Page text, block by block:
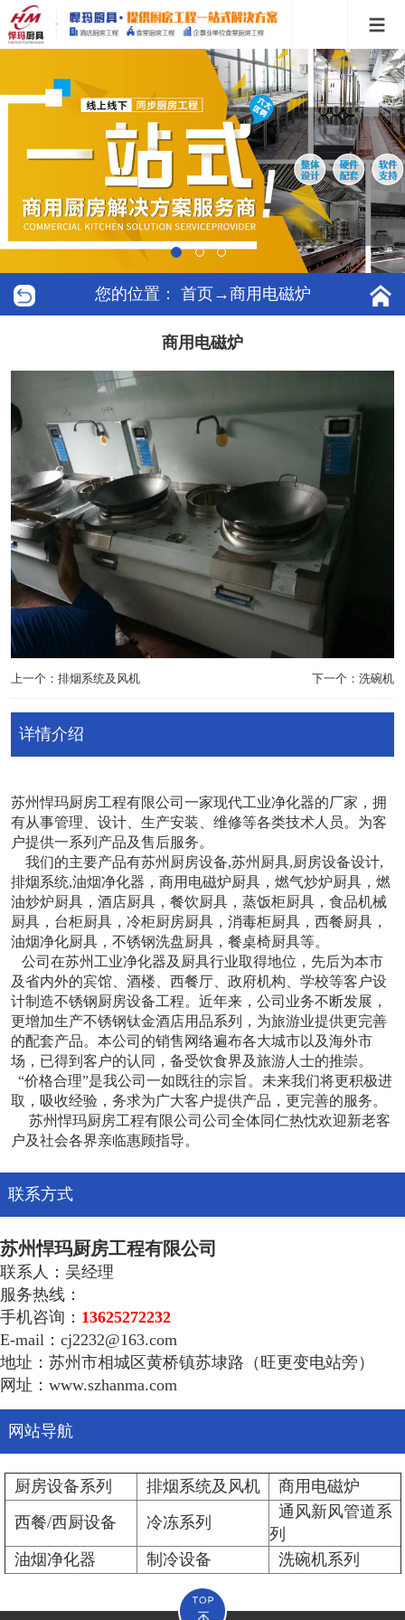
您的位置： 首页 →商用电磁炉
商用电磁炉
上一个：排烟系统及风机 下一个：洗碗机
详情介绍
苏州悍玛厨房工程有限公司一家现代工业净化器的厂家，拥
有从事管理、设计、生产安装、维修等各类技术人员。为客
户提供一系列产品及售后服务。
我们的主要产品有苏州厨房设备,苏州厨具,厨房设备设计,
排烟系统,油烟净化器，商用电磁炉厨具，燃气炒炉厨具，燃
油炒炉厨具，酒店厨具，餐饮厨具，蒸饭柜厨具，食品机械
厨具，台柜厨具，冷柜厨房厨具，消毒柜厨具，西餐厨具，
油烟净化厨具，不锈钢洗盘厨具，餐桌椅厨具等。
公司在苏州工业净化器及厨具行业取得地位，先后为本市
及省内外的宾馆、酒楼、西餐厅、政府机构、学校等客户设
计制造不锈钢厨房设备工程。近年来，公司业务不断发展，
更增加生产不锈钢钛金酒店用品系列，为旅游业提供更完善
的配套产品。本公司的销售网络遍布各大城市以及海外市
场，已得到客户的认同，备受饮食界及旅游人士的推崇。
“价格合理”是我公司一如既往的宗旨。未来我们将更积极进
取，吸收经验，务求为广大客户提供产品，更完善的服务。
苏州悍玛厨房工程有限公司公司全体同仁热忱欢迎新老客
户及社会各界亲临惠顾指导。
联系方式
苏州悍玛厨房工程有限公司
联系人：吴经理
服务热线：
手机咨询： 13625272232
E-mail：cj2232@163.com
地址：苏州市相城区黄桥镇苏埭路（旺更变电站旁）
网址：www.szhanma.com
网站导航
厨房设备系列 排烟系统及风机
商用电磁炉
西餐/西厨设备
冷冻系列
通风新风管道系
列
油烟净化器
制冷设备 洗碗机系列